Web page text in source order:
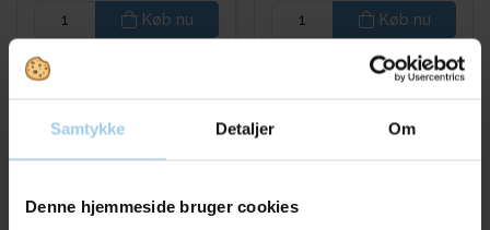
Samtykke Detaljer Om
Denne hjemmeside bruger cookies
Køb nu Køb nu